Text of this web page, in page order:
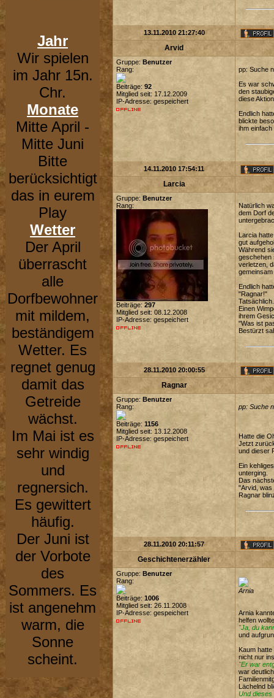
Jahr
Wir spielen
im Jahr 15n.
Chr.
Monate
Mitte April -
Mitte Juni
Bitte
berücksichtigt
das in eurem
Play
Wetter
Der April
überrascht
alle
Dorfbewohner
mit mildem,
beständigem
Wetter. Es
regnet genug
damit das
Getreide
wächst.
Im Mai ist es
sehr windig
und
regnersich.
Es gewittert
häufig.
Der Juni ist
der Vorbote
des
Sommers. Es
ist angenehm
warm, die
Sonne
scheint.
13.11.2010 21:27:40
Arvid
Gruppe: Benutzer
Rang:
Beiträge: 92
Mitglied seit: 17.12.2009
IP-Adresse: gespeichert
pp: Suche
Es war
den
diese
Endlich
blickte
ihm
14.11.2010 17:54:11
Larcia
Gruppe: Benutzer
Rang:
Beiträge: 297
Mitglied seit: 08.12.2008
IP-Adresse: gespeichert
Natürlich
dem Dorf
Larcia
gut
Während
geschehen
verletzen,
Endlich
"Ragnar!"
Einen
ihrem
"Was ist
Bestürzt
28.11.2010 20:00:55
Ragnar
Gruppe: Benutzer
Rang:
Beiträge: 1156
Mitglied seit: 13.12.2008
IP-Adresse: gespeichert
pp: Suche
Hatte die
Jetzt
und dieser
Ein
unterging.
Das
"Arvid, was
Ragnar
28.11.2010 20:11:57
Geschichtenerzähler
Gruppe: Benutzer
Rang:
Beiträge: 1006
Mitglied seit: 26.11.2008
IP-Adresse: gespeichert
Arnia
Arnia
helfen
"Ja, du
und
Kaum
nicht nur
"Er war
war
Lächelnd
Und dieses